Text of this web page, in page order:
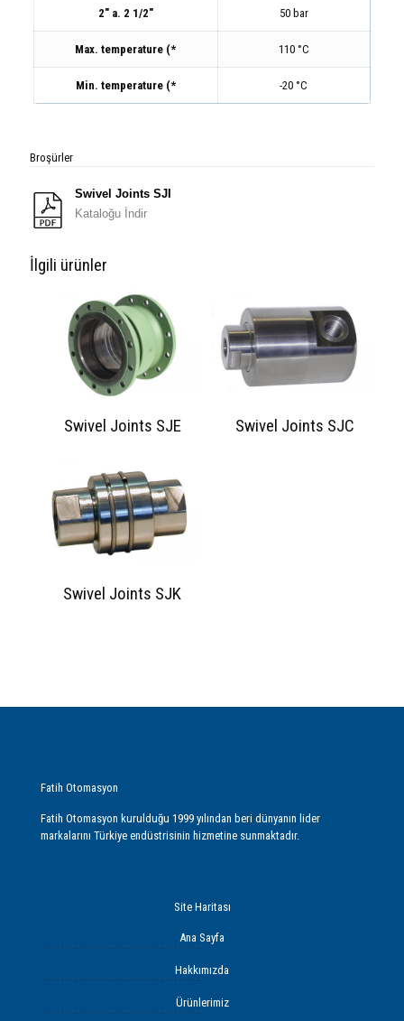
2″ a. 2 1/2″ 50 bar
Max. temperature (* 110 °C
Min. temperature (* -20 °C
Broşürler
Swivel Joints SJI
Kataloğu İndir
İlgili ürünler
Swivel Joints SJE Swivel Joints SJC
Swivel Joints SJK
Fatih Otomasyon
Fatih Otomasyon kurulduğu 1999 yılından beri dünyanın lider
markalarını Türkiye endüstrisinin hizmetine sunmaktadır.
Site Haritası
Ana Sayfa
Hakkımızda
Ürünlerimiz